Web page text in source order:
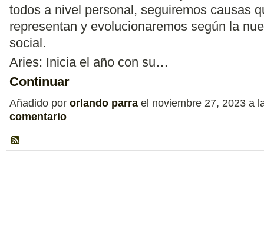
todos a nivel personal, seguiremos causas
representan y evolucionaremos según la
social.
Aries: Inicia el año con su…
Continuar
Añadido por orlando parra el noviembre 27, 2023 a
comentario